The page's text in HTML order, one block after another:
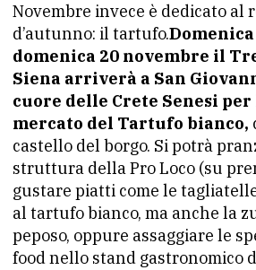
Novembre invece è dedicato al
d’autunno: il tartufo.
domenica 20 novembre il
Siena arriverà a San
cuore delle Crete Senesi per
mercato del Tartufo bianco,
castello del borgo. Si potrà
struttura della Pro Loco (su
gustare piatti come le
al tartufo bianco, ma anche la
peposo, oppure assaggiare le
food nello stand gastronomico